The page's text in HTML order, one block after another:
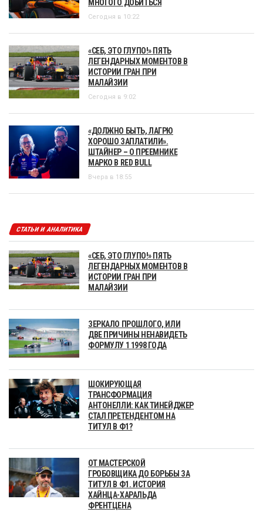
МНОГОГО ДОБИТЬСЯ
Сегодня в 10:22
«СЕБ, ЭТО ГЛУПО!» ПЯТЬ
ЛЕГЕНДАРНЫХ МОМЕНТОВ В
ИСТОРИИ ГРАН ПРИ
МАЛАЙЗИИ
Сегодня в 9:02
«ДОЛЖНО БЫТЬ, ЛАГРЮ
ХОРОШО ЗАПЛАТИЛИ».
ШТАЙНЕР – О ПРЕЕМНИКЕ
МАРКО В RED BULL
Вчера в 18:55
СТАТЬИ И АНАЛИТИКА
«СЕБ, ЭТО ГЛУПО!» ПЯТЬ
ЛЕГЕНДАРНЫХ МОМЕНТОВ В
ИСТОРИИ ГРАН ПРИ
МАЛАЙЗИИ
ЗЕРКАЛО ПРОШЛОГО, ИЛИ
ДВЕ ПРИЧИНЫ НЕНАВИДЕТЬ
ФОРМУЛУ 1 1998 ГОДА
ШОКИРУЮЩАЯ
ТРАНСФОРМАЦИЯ
АНТОНЕЛЛИ: КАК ТИНЕЙДЖЕР
СТАЛ ПРЕТЕНДЕНТОМ НА
ТИТУЛ В Ф1?
ОТ МАСТЕРСКОЙ
ГРОБОВЩИКА ДО БОРЬБЫ ЗА
ТИТУЛ В Ф1. ИСТОРИЯ
ХАЙНЦА-ХАРАЛЬДА
ФРЕНТЦЕНА